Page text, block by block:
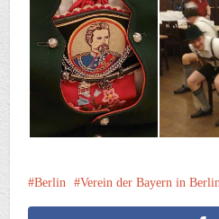
Berlin Verein der Bayern in